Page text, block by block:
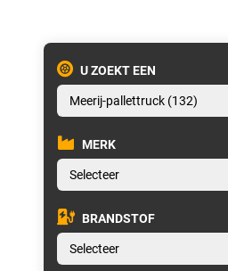
U ZOEKT EEN
MERK
BRANDSTOF